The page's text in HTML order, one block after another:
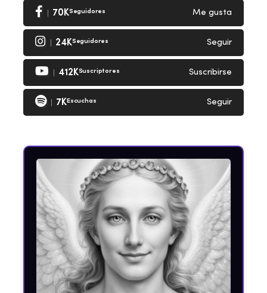
70KSeguidores Me gusta
24KSeguidores Seguir
412KSuscriptores Suscribirse
7KEscuchas Seguir